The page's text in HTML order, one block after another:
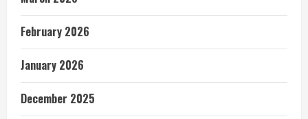
February 2026
January 2026
December 2025